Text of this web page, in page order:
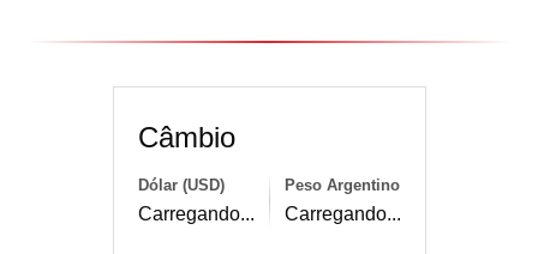
Câmbio
Dólar (USD)
Carregando...
Peso Argentino
Carregando...